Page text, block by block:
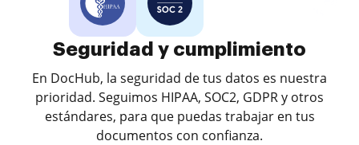
Seguridad y cumplimiento
En DocHub, la seguridad de tus datos es nuestra
prioridad. Seguimos HIPAA, SOC2, GDPR y otros
estándares, para que puedas trabajar en tus
documentos con confianza.